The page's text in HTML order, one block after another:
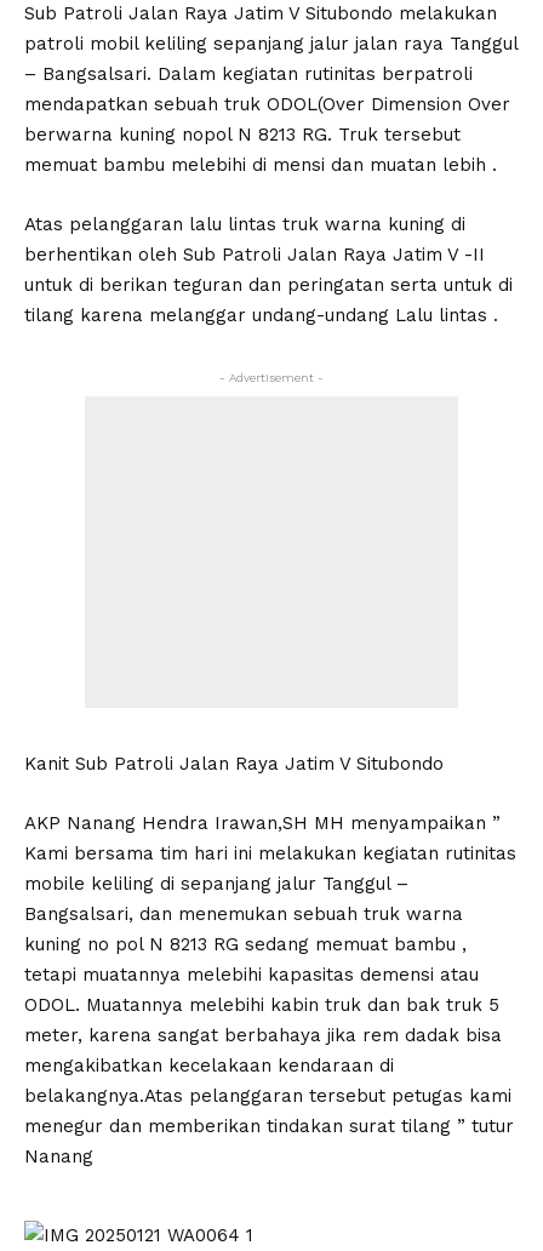
Sub Patroli Jalan Raya Jatim V Situbondo melakukan
patroli mobil keliling sepanjang jalur jalan raya Tanggul
– Bangsalsari. Dalam kegiatan rutinitas berpatroli
mendapatkan sebuah truk ODOL(Over Dimension Over
berwarna kuning nopol N 8213 RG. Truk tersebut
memuat bambu melebihi di mensi dan muatan lebih .
Atas pelanggaran lalu lintas truk warna kuning di
berhentikan oleh Sub Patroli Jalan Raya Jatim V -II
untuk di berikan teguran dan peringatan serta untuk di
tilang karena melanggar undang-undang Lalu lintas .
- Advertisement -
Kanit Sub Patroli Jalan Raya Jatim V Situbondo
AKP Nanang Hendra Irawan,SH MH menyampaikan ”
Kami bersama tim hari ini melakukan kegiatan rutinitas
mobile keliling di sepanjang jalur Tanggul –
Bangsalsari, dan menemukan sebuah truk warna
kuning no pol N 8213 RG sedang memuat bambu ,
tetapi muatannya melebihi kapasitas demensi atau
ODOL. Muatannya melebihi kabin truk dan bak truk 5
meter, karena sangat berbahaya jika rem dadak bisa
mengakibatkan kecelakaan kendaraan di
belakangnya.Atas pelanggaran tersebut petugas kami
menegur dan memberikan tindakan surat tilang ” tutur
Nanang